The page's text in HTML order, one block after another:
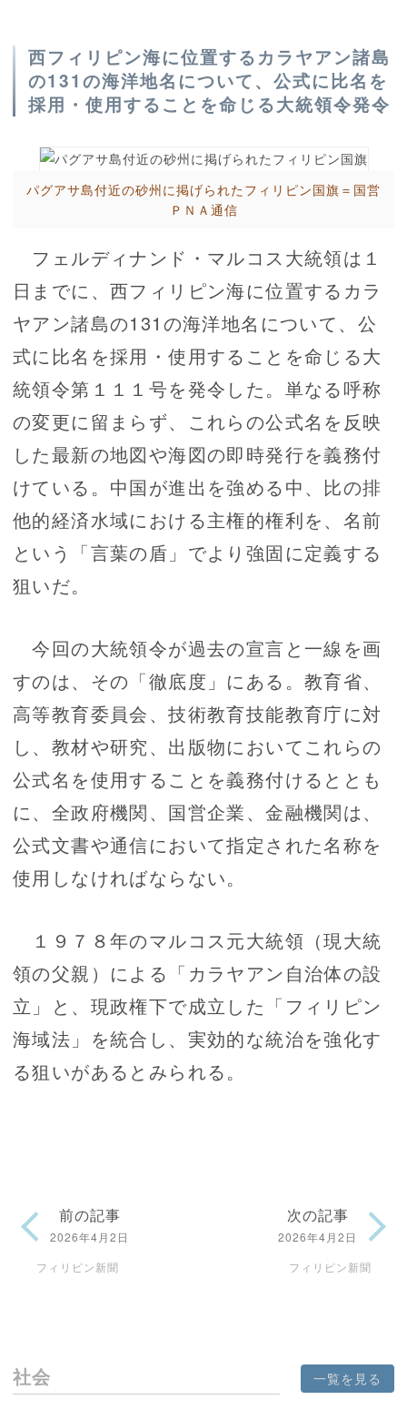
西フィリピン海に位置するカラヤアン諸島
の131の海洋地名について、公式に比名を
採用・使用することを命じる大統領令発令
パグアサ島付近の砂州に掲げられたフィリピン国旗＝国営
ＰＮＡ通信
フェルディナンド・マルコス大統領は１
日までに、西フィリピン海に位置するカラ
ヤアン諸島の131の海洋地名について、公
式に比名を採用・使用することを命じる大
統領令第１１１号を発令した。単なる呼称
の変更に留まらず、これらの公式名を反映
した最新の地図や海図の即時発行を義務付
けている。中国が進出を強める中、比の排
他的経済水域における主権的権利を、名前
という「言葉の盾」でより強固に定義する
狙いだ。
今回の大統領令が過去の宣言と一線を画
すのは、その「徹底度」にある。教育省、
高等教育委員会、技術教育技能教育庁に対
し、教材や研究、出版物においてこれらの
公式名を使用することを義務付けるととも
に、全政府機関、国営企業、金融機関は、
公式文書や通信において指定された名称を
使用しなければならない。
１９７８年のマルコス元大統領（現大統
領の父親）による「カラヤアン自治体の設
立」と、現政権下で成立した「フィリピン
海域法」を統合し、実効的な統治を強化す
る狙いがあるとみられる。
前の記事
2026年4月2日
フィリピン新聞
次の記事
2026年4月2日
フィリピン新聞
社会 一覧を見る